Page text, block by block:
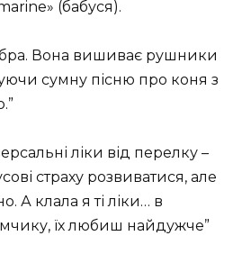
(бабуся).
Вона вишиває рушники
сумну пісню про коня з
ліки від перелку –
страху розвиватися, але
А клала я ті ліки… в
їх любиш найдужче”